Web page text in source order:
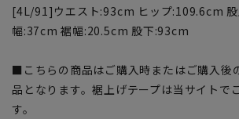
[4L/91]ウエスト:93cm ヒップ:109.6cm
幅:37cm 裾幅:20.5cm 股下:93cm
■こちらの商品はご購入時またはご購入後
品となります。裾上げテープは当サイトで
す。